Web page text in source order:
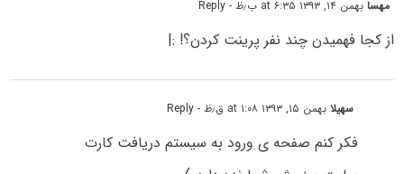
مهسابهمن ۱۴, ۱۳۹۳ at ۶:۳۵ ب٫ظ - Reply
از کجا فهمیدن چند نفر پرینت کردن؟! :|
سهیلابهمن ۱۵, ۱۳۹۳ at ۱:۰۸ ق٫ظ - Reply
فکر کنم صفحه ی ورود به سیستم دریافت کارت